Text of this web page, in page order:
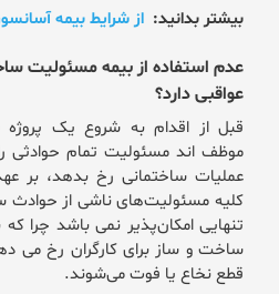
بیشتر بدانید: از شرایط بیمه
عدم استفاده از بیمه مسئولیت
عواقبی دارد؟
قبل از اقدام به شروع یک پروژه
موظف اند مسئولیت تمام حوادثی
عملیات ساختمانی رخ بدهد، بر
کلیه مسئولیت‌های ناشی از حوادث
تنهایی امکان‌پذیر نمی باشد چرا که
ساخت و ساز برای کارگران رخ می
قطع نخاع یا فوت می‌شوند.